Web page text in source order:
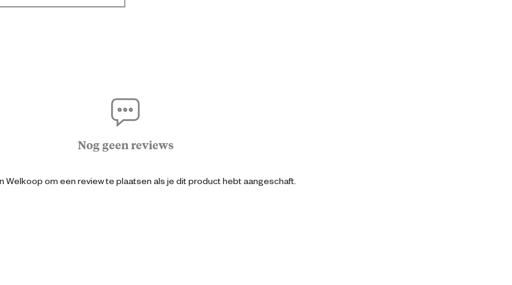
Nog geen reviews
Welkoop om een review te plaatsen als je dit product hebt aangeschaft.